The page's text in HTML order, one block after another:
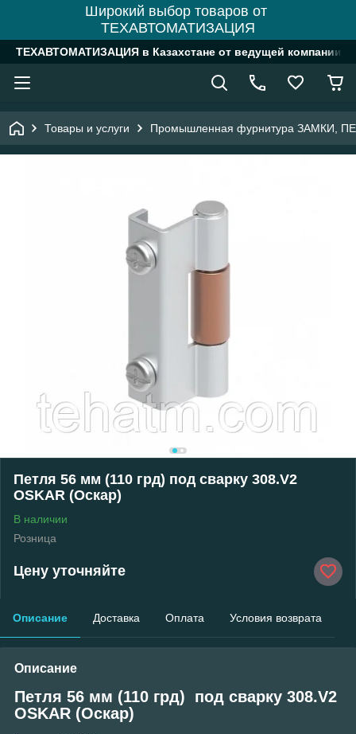
Широкий выбор товаров от
ТЕХАВТОМАТИЗАЦИЯ
ТЕХАВТОМАТИЗАЦИЯ в Казахстане от ведущей компании
Товары и услуги Промышленная фурнитура ЗАМКИ,
Петля 56 мм (110 грд) под сварку 308.V2
OSKAR (Оскар)
В наличии
Розница
Цену уточняйте
Описание Доставка Оплата Условия возврата
Описание
Петля 56 мм (110 грд) под сварку 308.V2
OSKAR (Оскар)